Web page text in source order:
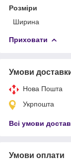
Розміри
Ширина
Приховати
Умови
Нова Пошта
Укрпошта
Всі умови
Умови оплати